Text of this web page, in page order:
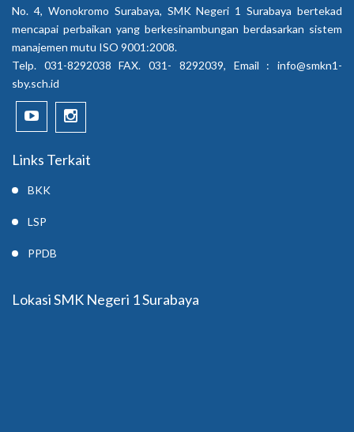
No. 4, Wonokromo Surabaya, SMK Negeri 1 Surabaya bertekad
mencapai perbaikan yang berkesinambungan berdasarkan sistem
manajemen mutu ISO 9001:2008.
Telp. 031-8292038 FAX. 031- 8292039, Email : info@smkn1-
sby.sch.id
Links Terkait
BKK
LSP
PPDB
Lokasi SMK Negeri 1 Surabaya